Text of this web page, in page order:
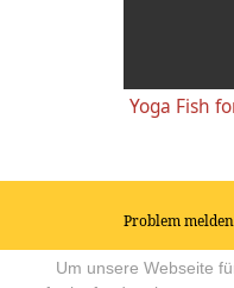
Problem melden
© 2026Impressum|
Forum für Yoga,
Um unsere Webseite